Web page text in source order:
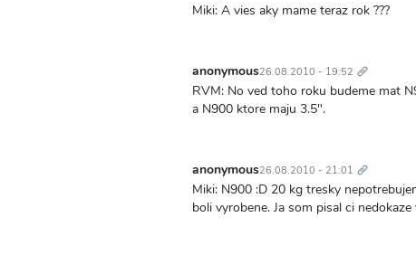
Miki: A vies aky mame teraz rok ???
anonymous26.08.2010 - 19:52 odkaz
RVM: No ved toho roku budeme mat
a N900 ktore maju 3.5".
anonymous26.08.2010 - 21:01 odkaz
Miki: N900 :D 20 kg tresky
boli vyrobene. Ja som pisal ci